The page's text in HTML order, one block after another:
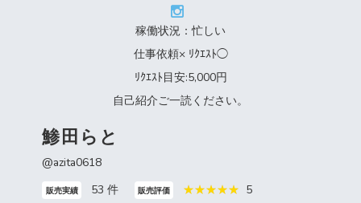
稼働状況：忙しい
仕事依頼× ﾘｸｴｽﾄ◯
ﾘｸｴｽﾄ目安:5,000円
自己紹介ご一読ください。
鯵田らと
@azita0618
販売実績 53 件 販売評価 5